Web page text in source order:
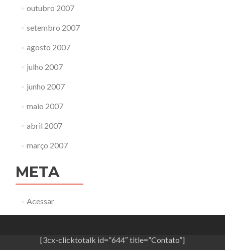
outubro 2007
setembro 2007
agosto 2007
julho 2007
junho 2007
maio 2007
abril 2007
março 2007
META
Acessar
[3cx-clicktotalk id=”644″ title=”Contato”]